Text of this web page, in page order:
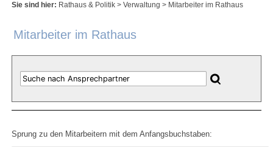
Sie sind hier: Rathaus & Politik >Verwaltung > Mitarbeiter im Rathaus
Mitarbeiter im Rathaus
Sprung zu den Mitarbeitern mit dem Anfangsbuchstaben: